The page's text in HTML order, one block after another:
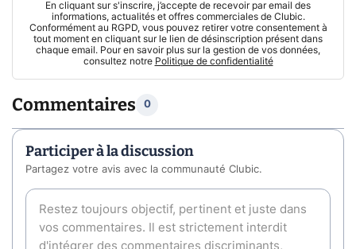
En cliquant sur s'inscrire, j’accepte de recevoir par email des
informations, actualités et offres commerciales de Clubic.
Conformément au RGPD, vous pouvez retirer votre consentement à
tout moment en cliquant sur le lien de désinscription présent dans
chaque email. Pour en savoir plus sur la gestion de vos données,
consultez notre Politique de confidentialité
Commentaires 0
Participer à la discussion
Partagez votre avis avec la communauté Clubic.